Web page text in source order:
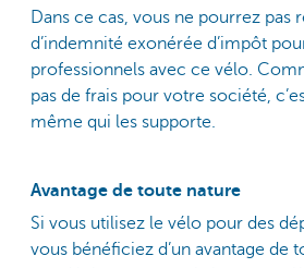
Dans ce cas, vous ne pourrez pas
d’indemnité exonérée d’impôt
professionnels avec ce vélo.
pas de frais pour votre société,
même qui les supporte.
Avantage de toute nature
Si vous utilisez le vélo pour des
vous bénéficiez d’un avantage de